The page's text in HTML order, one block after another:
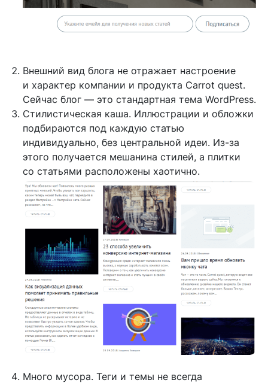
Внешний вид блога не отражает настроение
и характер компании и продукта Carrot quest.
Сейчас блог — это стандартная тема WordPress.
Стилистическая каша. Иллюстрации и обложки
подбираются под каждую статью
индивидуально, без центральной идеи. Из-за
этого получается мешанина стилей, а плитки
со статьями расположены хаотично.
Много мусора. Теги и темы не всегда